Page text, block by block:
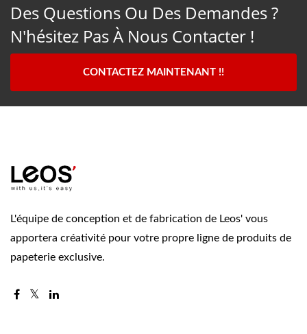
Des Questions Ou Des Demandes ?
N'hésitez Pas À Nous Contacter !
CONTACTEZ MAINTENANT !!
L'équipe de conception et de fabrication de Leos' vous
apportera créativité pour votre propre ligne de produits de
papeterie exclusive.